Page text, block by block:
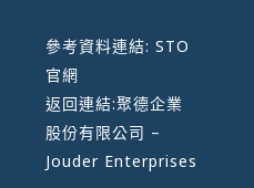
參考資料連結: STO
官網
返回連結:聚德企業
股份有限公司 –
Jouder Enterprises